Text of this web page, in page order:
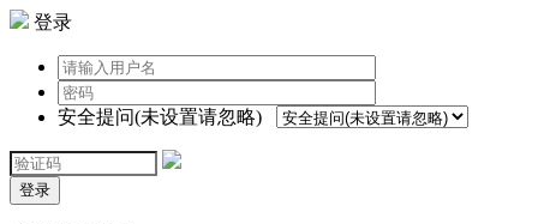
登录
安全提问(未设置请忽略)
登录